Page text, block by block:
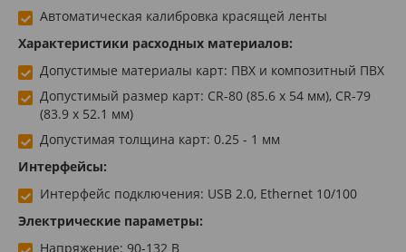
Автоматическая калибровка красящей ленты
Характеристики расходных материалов:
Допустимые материалы карт: ПВХ и композитный ПВХ
Допустимый размер карт: CR-80 (85.6 х 54 мм), CR-79
(83.9 х 52.1 мм)
Допустимая толщина карт: 0.25 - 1 мм
Интерфейсы:
Интерфейс подключения: USB 2.0, Ethernet 10/100
Электрические параметры:
Напряжение: 90-132 В